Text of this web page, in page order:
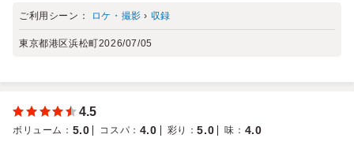
ご利用シーン： ロケ・撮影 › 収録
東京都港区浜松町2026/07/05
4.5
ボリューム ： 5.0 コスパ ： 4.0 彩り ：5.0 味 ： 4.0